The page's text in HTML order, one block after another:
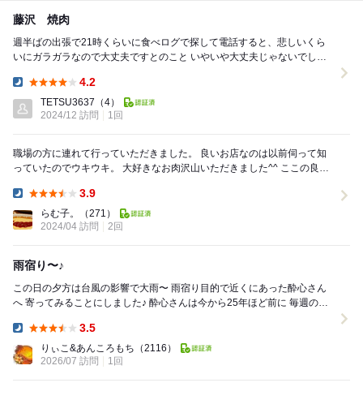
藤沢 焼肉
週半ばの出張で21時くらいに食べログで探して電話すると、悲しいくら
いにガラガラなので大丈夫ですとのこと いやいや大丈夫じゃないでしょ
4.2
TETSU3637 （4）
2024/12 訪問
1回
職場の方に連れて行っていただきました。 良いお店なのは以前伺って知
っていたのでウキウキ。 大好きなお肉沢山いただきました^^ ここの良い
3.9
らむ子。
（271）
2024/04 訪問
2回
雨宿り〜♪
この日の夕方は台風の影響で大雨〜 雨宿り目的で近くにあった酔心さん
へ 寄ってみることにしました♪ 酔心さんは今から25年ほど前に 毎週のよ
3.5
りぃこ&あんころもち （2116）
2026/07 訪問
1回